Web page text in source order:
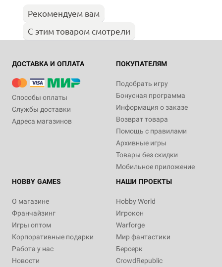
Рекомендуем вам
С этим товаром смотрели
ДОСТАВКА И ОПЛАТА
Способы оплаты
Службы доставки
Адреса магазинов
ПОКУПАТЕЛЯМ
Подобрать игру
Бонусная программа
Информация о заказе
Возврат товара
Помощь с правилами
Архивные игры
Товары без скидки
Мобильное приложение
HOBBY GAMES
О магазине
Франчайзинг
Игры оптом
Корпоративные подарки
Работа у нас
Новости
НАШИ ПРОЕКТЫ
Hobby World
Игрокон
Warforge
Мир фантастики
Берсерк
CrowdRepublic